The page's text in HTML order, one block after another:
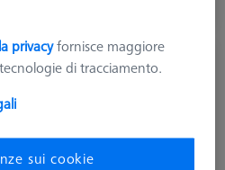
RT con tre rulli
privacyfornisce maggiore
di tracciamento.
sui cookie